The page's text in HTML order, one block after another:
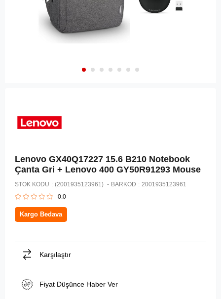
Lenovo GX40Q17227 15.6 B210 Notebook
Çanta Gri + Lenovo 400 GY50R91293 Mouse
STOK KODU (2001935123961) BARKOD : 2001935123961
0.0
Kargo Bedava
Karşılaştır
Fiyat Düşünce Haber Ver